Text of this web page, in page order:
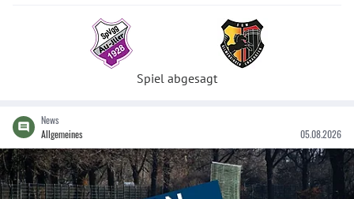
Spiel abgesagt
News
Allgemeines
05.08.2026